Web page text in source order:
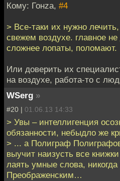
Кому: Гонzа, #4
> Все-таки их нужно
свежем воздухе. главное не
сложнее лопаты, поломают.
Или доверить их
на воздухе, работа-то с
WSerg »
#20 | 01.06.13 14:33
> Увы – интеллигенция
обязанности, небыдло же
> ... а Полиграф
выучит наизусть все
лаять умные слова,
Преображенским…